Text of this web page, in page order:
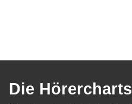
Die Hörercharts